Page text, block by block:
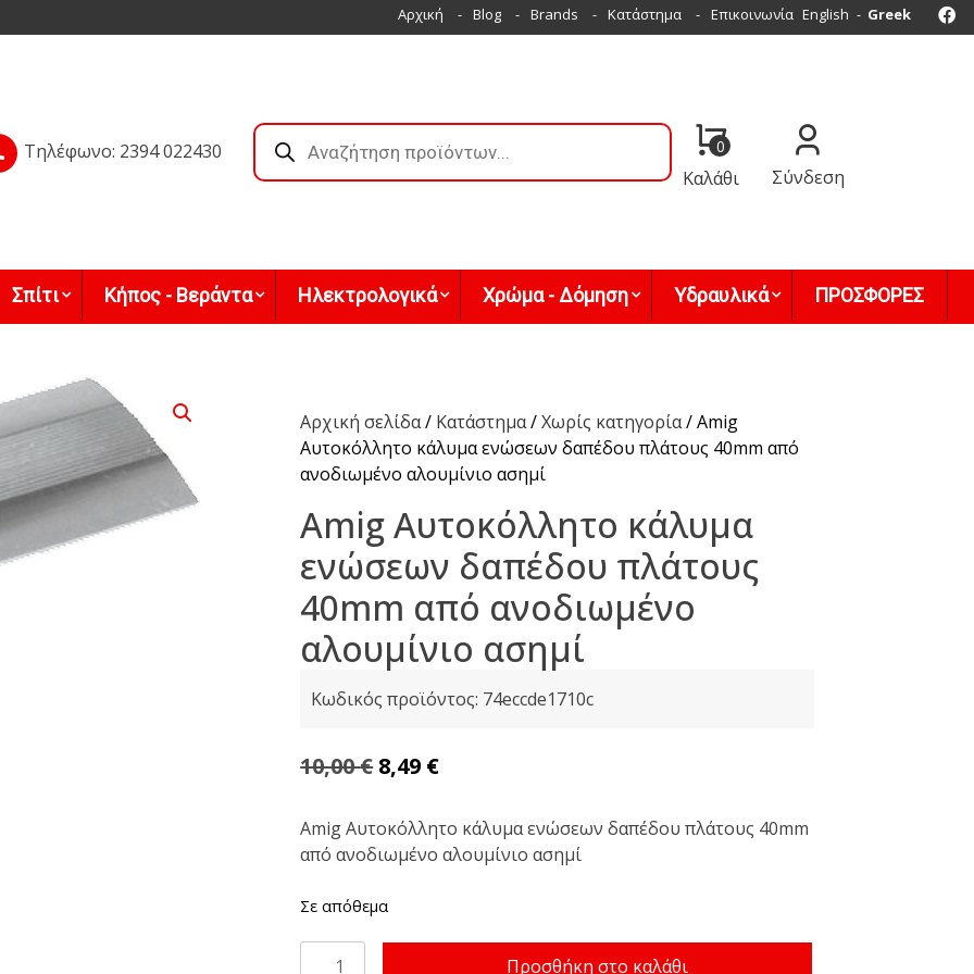
Αρχική Blog Brands Κατάστημα Επικοινωνία English Greek
Τηλέφωνο: 2394 022430
Products
search 0
Καλάθι Σύνδεση
Σπίτι Κήπος - Βεράντα Ηλεκτρολογικά Χρώμα - Δόμηση Υδραυλικά ΠΡΟΣΦΟΡΕΣ
Αρχική σελίδα/ Κατάστημα/Χωρίς κατηγορία/ Amig
Αυτοκόλλητο κάλυμα ενώσεων δαπέδου πλάτους 40mm από
ανοδιωμένο αλουμίνιο ασημί
Amig Αυτοκόλλητο κάλυμα
ενώσεων δαπέδου πλάτους
40mm από ανοδιωμένο
αλουμίνιο ασημί
Κωδικός προϊόντος: 74eccde1710c
10,00€ Original
was:
10,00 €.
8,49 €Η
τιμή
είναι:
Amig Αυτοκόλλητο κάλυμα ενώσεων δαπέδου πλάτους 40mm
από ανοδιωμένο αλουμίνιο ασημί
Σε απόθεμα
Προσθήκη στο καλάθι